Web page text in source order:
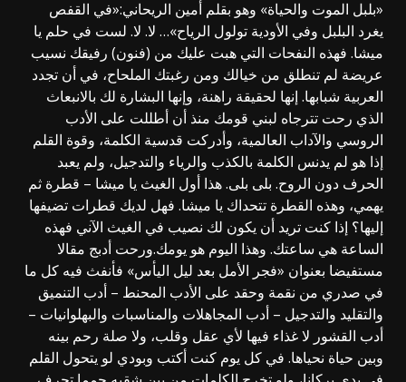
«بلبل الموت والحياة» وهو بقلم أمين الريحاني:«في القفص
يغرد البلبل وفي الأودية تولول الرياح»… لا. لا. لست في حلم يا
ميشا. فهذه النفحات التي هبت عليك من (فنون) رفيقك نسيب
عريضة لم تنطلق من خيالك ومن رغبتك الملحاح، في أن تجدد
العربية شبابها. إنها لحقيقة راهنة، وإنها البشارة لك بالانبعاث
الذي رحت تترجاه لبني قومك منذ أن أطللت على الأدب
الروسي والآداب العالمية، وأدركت قدسية الكلمة، وقوة القلم
إذا هو لم يدنس الكلمة بالكذب والرياء والتدجيل، ولم يعبد
الحرف دون الروح. بلى بلى. هذا أول الغيث يا ميشا – قطرة ثم
يهمي، وهذه القطرة تتحداك يا ميشا. فهل لديك قطرات تضيفها
إليها؟ إذا كنت تريد أن يكون لك نصيب في الغيث الآني فهذه
الساعة هي ساعتك. وهذا اليوم هو يومك.ورحت أدبج مقالا
مستفيضا بعنوان «فجر الأمل بعد ليل اليأس» فأنفث فيه كل ما
في صدري من نقمة وحقد على الأدب المحنط – أدب التنميق
والتقليد والتدجيل – أدب المجاهلات والمناسبات والبهلوانيات –
أدب القشور لا غذاء فيها لأي عقل وقلب، ولا صلة رحم بينه
وبين حياة نحياها. في كل يوم كنت أكتب وبودي لو يتحول القلم